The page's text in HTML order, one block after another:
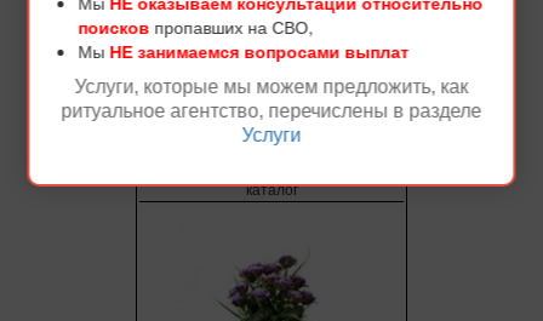
ВЕНКИ НА ВОЗЛОЖЕНИЕ
поисков пропавших на СВО,
Мы НЕ занимаемся вопросами выплат
Услуги, которые мы можем предложить, как
ритуальное агентство, перечислены в разделе
Услуги